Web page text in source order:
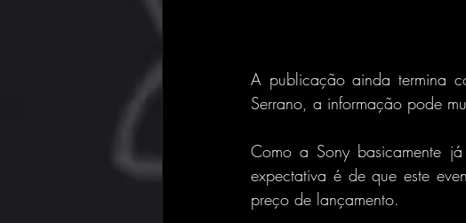
A publicação ainda termina
Serrano, a informação pode
Como a Sony basicamente
expectativa é de que este
preço de lançamento.